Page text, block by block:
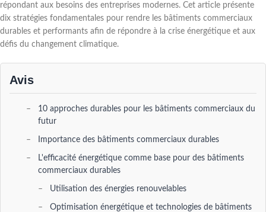
répondant aux besoins des entreprises modernes. Cet article présente
dix stratégies fondamentales pour rendre les bâtiments commerciaux
durables et performants afin de répondre à la crise énergétique et aux
défis du changement climatique.
Avis
10 approches durables pour les bâtiments commerciaux du
futur
Importance des bâtiments commerciaux durables
L'efficacité énergétique comme base pour des bâtiments
commerciaux durables
Utilisation des énergies renouvelables
Optimisation énergétique et technologies de bâtiments